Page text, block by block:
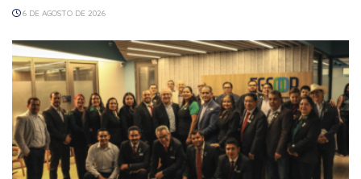
6 DE AGOSTO DE 2026